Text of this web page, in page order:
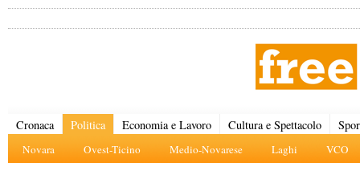
Cronaca Politica
Novara Ovest-Ticino Medio-Novarese Laghi VCO
Economia e Lavoro Cultura e Spettacolo